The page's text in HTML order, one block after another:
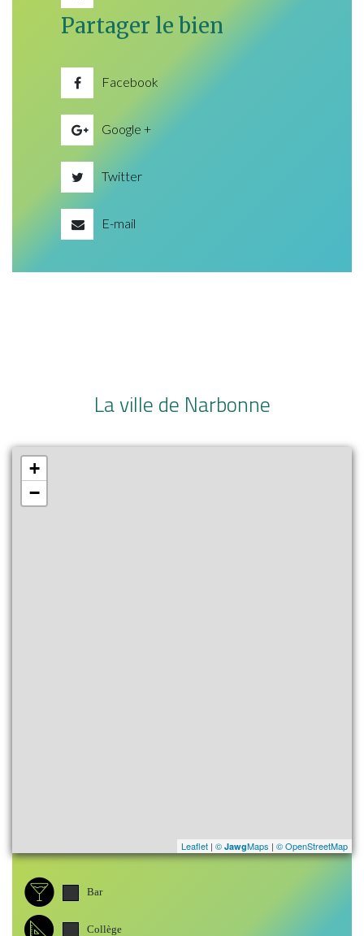
Partager le bien
Facebook
Google +
Twitter
E-mail
La ville de Narbonne
+
−
Leaflet | © JawgMaps | © OpenStreetMap
Bar
Collège